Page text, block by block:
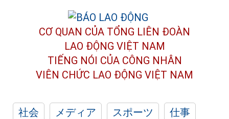
CƠ QUAN CỦA TỔNG LIÊN ĐOÀN
LAO ĐỘNG VIỆT NAM
TIẾNG NÓI CỦA CÔNG NHÂN
VIÊN CHỨC LAO ĐỘNG VIỆT NAM
社会 メディア スポーツ
仕事